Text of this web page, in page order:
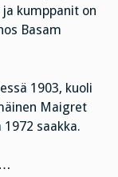
kumppanit on
Basam
1903, kuoli
Maigret
saakka.